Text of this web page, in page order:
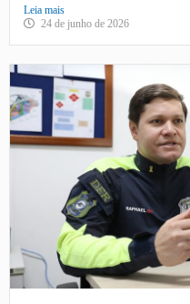
Leia mais
24 de junho de 2026